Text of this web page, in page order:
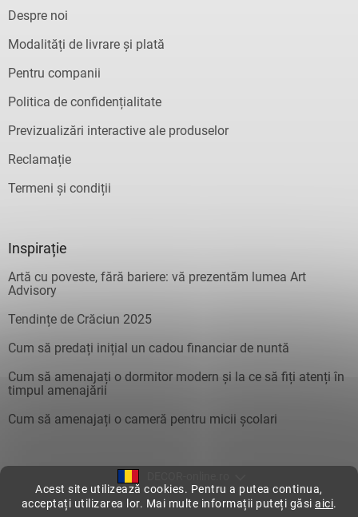
Acest site utilizează cookies. Pentru a putea continua,
acceptați utilizarea lor. Mai multe informații puteți găsi aici.
Despre noi
Modalități de livrare și plată
Pentru companii
Politica de confidențialitate
Previzualizări interactive ale produselor
Reclamație
Termeni și condiții
Inspirație
Artă cu poveste, fără bariere: vă prezentăm lumea Art
Advisory
Tendințe de Crăciun 2025
Cum să predați inițial un cadou financiar de nuntă
Cum să amenajați o dormitor modern și la ce să fiți atenți în
timpul amenajării
Cum să amenajați o cameră pentru micii școlari